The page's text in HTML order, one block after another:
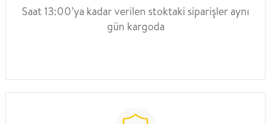
Saat 13:00’ya kadar verilen stoktaki siparişler aynı
gün kargoda